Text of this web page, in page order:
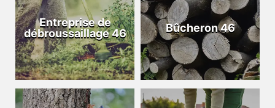
Entreprise de
débroussaillage 46
Bûcheron 46